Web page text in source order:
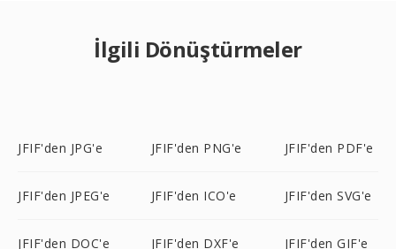
İlgili Dönüştürmeler
JFIF'den JPG'e JFIF'den PNG'e JFIF'den PDF'e
JFIF'den JPEG'e JFIF'den ICO'e JFIF'den SVG'e
JFIF'den DOC'e JFIF'den DXF'e JFIF'den GIF'e